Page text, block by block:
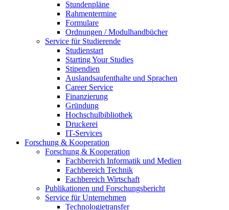
Stundenpläne
Rahmentermine
Formulare
Ordnungen / Modulhandbücher
Service für Studierende
Studienstart
Starting Your Studies
Stipendien
Auslandsaufenthalte und Sprachen
Career Service
Finanzierung
Gründung
Hochschulbibliothek
Druckerei
IT-Services
Forschung & Kooperation
Forschung & Kooperation
Fachbereich Informatik und Medien
Fachbereich Technik
Fachbereich Wirtschaft
Publikationen und Forschungsbericht
Service für Unternehmen
Technologietransfer